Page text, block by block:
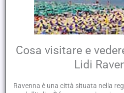
Cosa visitare e
Lidi
Ravenna è una città situata nella